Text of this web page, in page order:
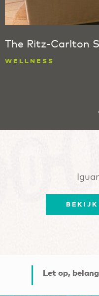
The Ritz-Carlton
WELLNESS
Let op,